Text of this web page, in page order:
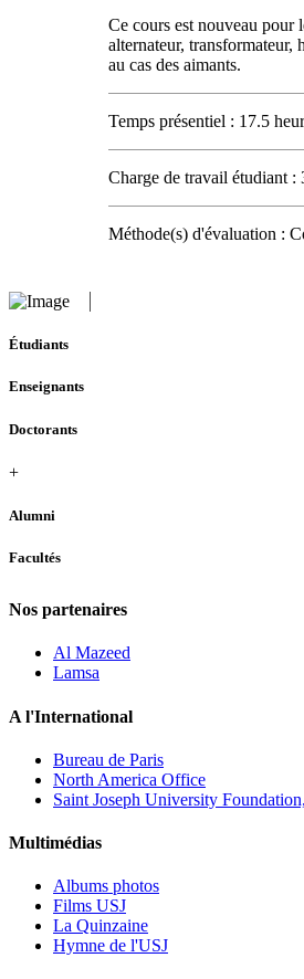
Ce cours est nouveau pour
alternateur,
au cas des aimants.
Temps présentiel : 17.5
Charge de travail étudiant :
Méthode(s) d'évaluation :
Étudiants
Enseignants
Doctorants
+
Alumni
Facultés
Nos partenaires
Al Mazeed
Lamsa
A l'International
Bureau de Paris
North America Office
Saint Joseph University
Multimédias
Albums photos
Films USJ
La Quinzaine
Hymne de l'USJ